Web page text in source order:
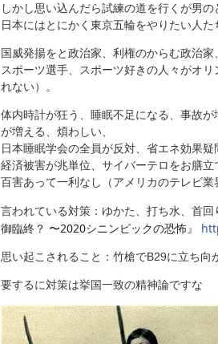
しかし思い込んだら試練の道を行くが男の
日本にはとにかく東京五輪をやりたい人た
国威発揚をと政治家、利権のからむ政治
スポーツ選手、スポーツ好きの人々がオ
れない）。
体内時計が狂う、睡眠不足になる、事故
が増える、煩わしい、
日本睡眠学会の全員が反対、省エネ効果
経済被害が兆単位、サイバーテロをお膳立
百害あって一利なし（アメリカのテレビ業
言われている対策：ゆかた、打ち水、首
御臨終？ 〜2020シニンピックの恐怖』
思い起こされること：竹槍でB29に立ち
要するに対策は挙国一致の精神論ですな